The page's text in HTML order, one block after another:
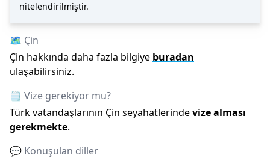
nitelendirilmiştir.
🗺️ Çin
Çin hakkında daha fazla bilgiye buradan
ulaşabilirsiniz.
🗒️ Vize gerekiyor mu?
Türk vatandaşlarının Çin seyahatlerindevize alması
gerekmekte.
💬 Konuşulan diller